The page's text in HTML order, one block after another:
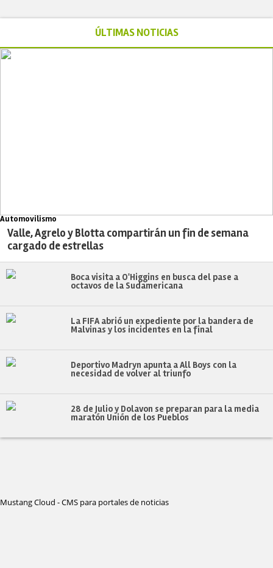
ÚLTIMAS NOTICIAS
Automovilismo
Valle, Agrelo y Blotta compartirán un fin de semana
cargado de estrellas
Boca visita a O'Higgins en busca del pase a
octavos de la Sudamericana
La FIFA abrió un expediente por la bandera de
Malvinas y los incidentes en la final
Deportivo Madryn apunta a All Boys con la
necesidad de volver al triunfo
28 de Julio y Dolavon se preparan para la media
maratón Unión de los Pueblos
Mustang Cloud - CMS para portales de noticias